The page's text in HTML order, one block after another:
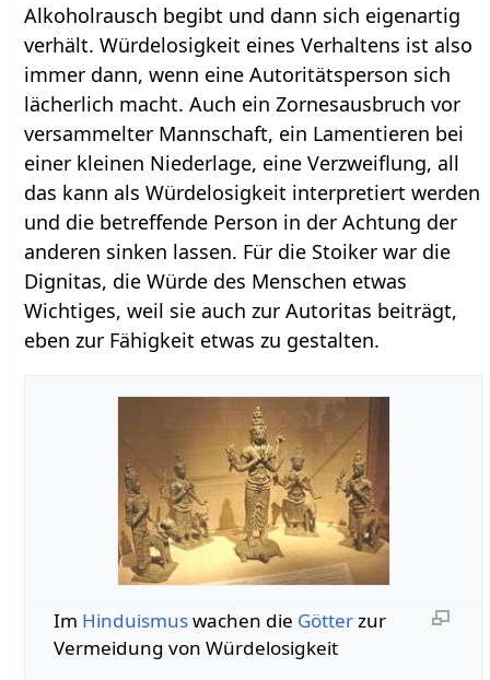
Alkoholrausch begibt und dann sich eigenartig
verhält. Würdelosigkeit eines Verhaltens ist also
immer dann, wenn eine Autoritätsperson sich
lächerlich macht. Auch ein Zornesausbruch vor
versammelter Mannschaft, ein Lamentieren bei
einer kleinen Niederlage, eine Verzweiflung, all
das kann als Würdelosigkeit interpretiert werden
und die betreffende Person in der Achtung der
anderen sinken lassen. Für die Stoiker war die
Dignitas, die Würde des Menschen etwas
Wichtiges, weil sie auch zur Autoritas beiträgt,
eben zur Fähigkeit etwas zu gestalten.
Im Hinduismuswachen die Götterzur
Vermeidung von Würdelosigkeit